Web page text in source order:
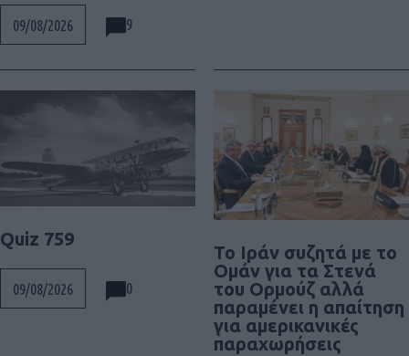
09/08/2026 9
Quiz 759
09/08/2026 0
To Ιράν συζητά με το
Ομάν για τα Στενά
του Ορμούζ αλλά
παραμένει η απαίτηση
για αμερικανικές
παραχωρήσεις